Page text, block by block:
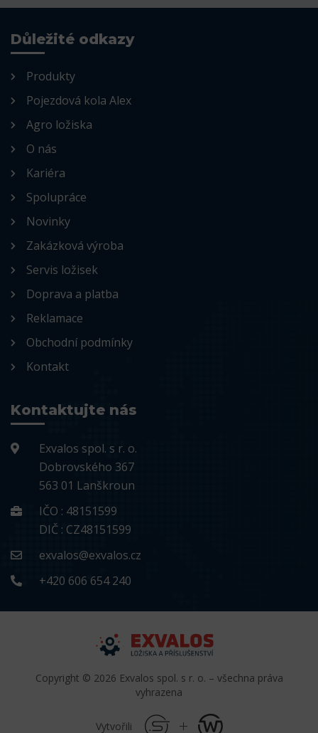
Důležité odkazy
Produkty
Pojezdová kola Alex
Agro ložiska
O nás
Kariéra
Spolupráce
Novinky
Zakázková výroba
Servis ložisek
Doprava a platba
Reklamace
Obchodní podmínky
Kontakt
Kontaktujte nás
Exvalos spol. s r. o.
Dobrovského 367
563 01 Lanškroun
IČO : 48151599
DIČ : CZ48151599
exvalos@exvalos.cz
+420 606 654 240
Copyright © 2026 Exvalos spol. s r. o. – všechna práva
vyhrazena
Vytvořili